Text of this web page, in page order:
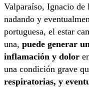
Valparaíso, Ignacio de
nadando y
portuguesa, el estar
una, puede generar
inflamación y dolor
una condición grave
respiratorias, y